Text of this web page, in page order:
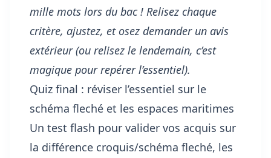
mille mots lors du bac ! Relisez chaque
critère, ajustez, et osez demander un avis
extérieur (ou relisez le lendemain, c’est
magique pour repérer l’essentiel).
Quiz final : réviser l’essentiel sur le
schéma fleché et les espaces maritimes
Un test flash pour valider vos acquis sur
la différence croquis/schéma fleché, les